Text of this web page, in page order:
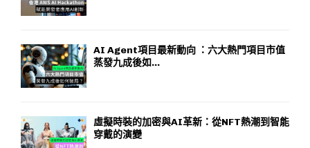
AI Agent項目最新動向 ：六大熱門項目市值
蒸發九成後如...
虛擬時裝的加密與AI革新：從NFT熱潮到智能
穿戴的演變